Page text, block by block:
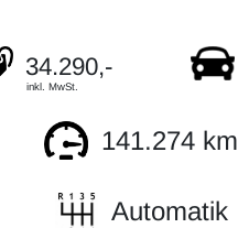
34.290,-
inkl. MwSt.
141.274 km
Automatik